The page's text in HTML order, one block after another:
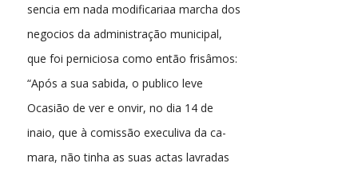
sencia em nada modificariaa marcha dos
negocios da administração municipal,
que foi perniciosa como então frisâmos:
“Após a sua sabida, o publico leve
Ocasião de ver e onvir, no dia 14 de
inaio, que à comissão execuliva da ca-
mara, não tinha as suas actas lavradas